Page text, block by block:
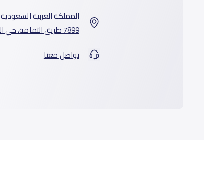
المملكة العربية السعودية
7899 طريق الثمامة، حي الربيع، الرياض 11564
تواصل معنا